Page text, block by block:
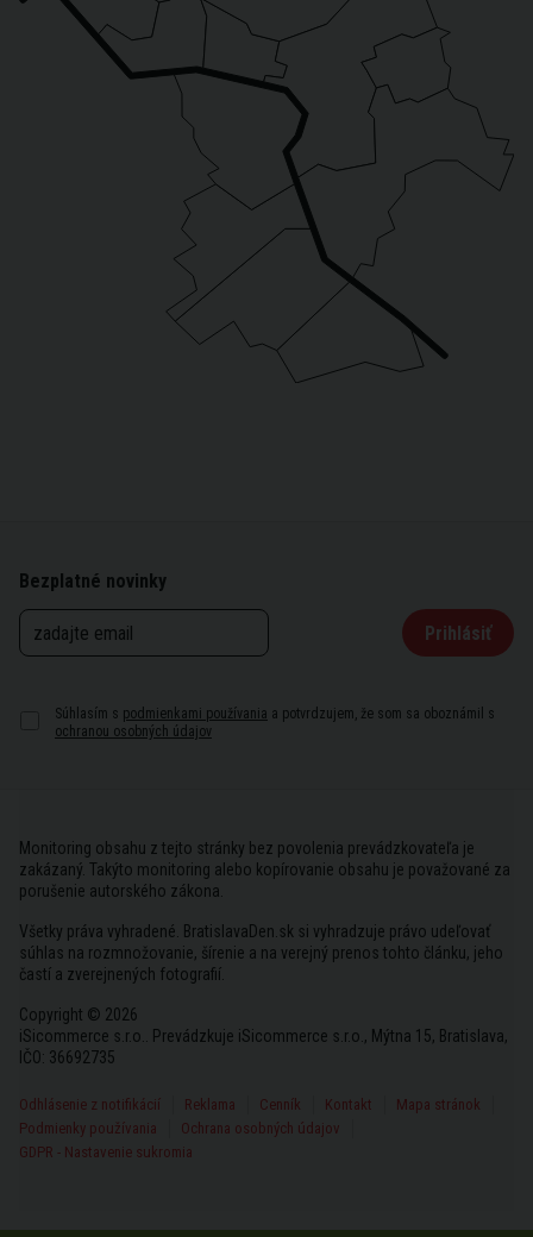
Bezplatné novinky
Prihlásiť
Súhlasím s podmienkami používania a potvrdzujem, že som sa oboznámil s
ochranou osobných údajov
Monitoring obsahu z tejto stránky bez povolenia prevádzkovateľa je
zakázaný. Takýto monitoring alebo kopírovanie obsahu je považované za
porušenie autorského zákona.
Všetky práva vyhradené. BratislavaDen.sk si vyhradzuje právo udeľovať
súhlas na rozmnožovanie, šírenie a na verejný prenos tohto článku, jeho
častí a zverejnených fotografií.
Copyright © 2026
iSicommerce s.r.o.. Prevádzkuje iSicommerce s.r.o., Mýtna 15, Bratislava,
IČO: 36692735
Odhlásenie z notifikácií Reklama Cenník Kontakt
Mapa stránok
Podmienky používania
Ochrana osobných údajov
GDPR - Nastavenie sukromia